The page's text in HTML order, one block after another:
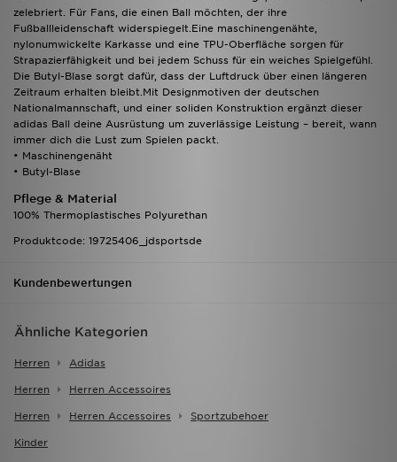
zelebriert. Für Fans, die einen Ball möchten, der ihre
Fußballleidenschaft widerspiegelt.Eine maschinengenähte,
nylonumwickelte Karkasse und eine TPU-Oberfläche sorgen für
Strapazierfähigkeit und bei jedem Schuss für ein weiches Spielgefühl.
Die Butyl-Blase sorgt dafür, dass der Luftdruck über einen längeren
Zeitraum erhalten bleibt.Mit Designmotiven der deutschen
Nationalmannschaft, und einer soliden Konstruktion ergänzt dieser
adidas Ball deine Ausrüstung um zuverlässige Leistung – bereit, wann
immer dich die Lust zum Spielen packt.
• Maschinengenäht
• Butyl-Blase
Pflege & Material
100% Thermoplastisches Polyurethan
Produktcode: 19725406_jdsportsde
Kundenbewertungen
Ähnliche Kategorien
Herren Adidas
Herren Herren Accessoires
Herren Herren Accessoires Sportzubehoer
Kinder